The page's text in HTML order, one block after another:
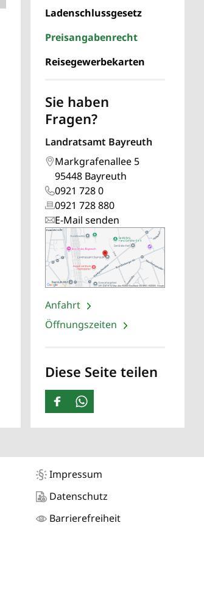
Ladenschlussgesetz
Preisangabenrecht
Reisegewerbekarten
Sie haben
Fragen?
Landratsamt Bayreuth
Markgrafenallee 5
95448 Bayreuth
0921 728 0
0921 728 880
E-Mail senden
Anfahrt
Öffnungszeiten
Diese Seite teilen
Impressum
Datenschutz
Barrierefreiheit